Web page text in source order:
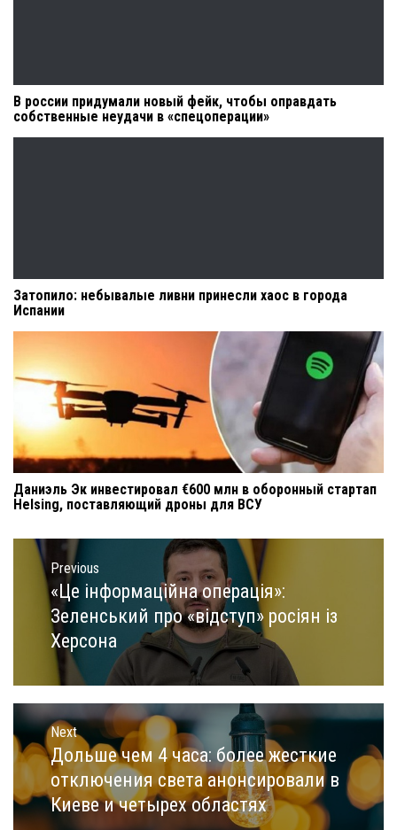
В россии придумали новый фейк, чтобы оправдать
собственные неудачи в «спецоперации»
Затопило: небывалые ливни принесли хаос в города
Испании
Даниэль Эк инвестировал €600 млн в оборонный стартап
Helsing, поставляющий дроны для ВСУ
Навигация
записям
Previous
Previous
post:
«Це інформаційна операція»:
Зеленський про «відступ» росіян із
Херсона
Next
Next
post:
Дольше чем 4 часа: более жесткие
отключения света анонсировали в
Киеве и четырех областях